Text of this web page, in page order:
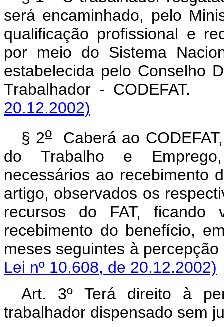
será encaminhado, pelo
qualificação profissional e
por meio do Sistema
estabelecida pelo Conselho
Trabalhador -
20.12.2002)
§ 2oCaberá ao
do Trabalho e
necessários ao recebimento
artigo, observados os
recursos do FAT, ficando
recebimento do benefício,
meses seguintes à
Lei nº 10.608, de 20.12.2002)
Art. 3º Terá direito à
trabalhador dispensado sem